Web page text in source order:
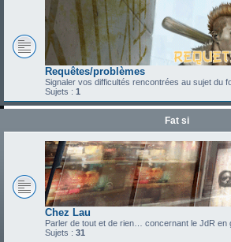
Requêtes/problèmes
Signaler vos difficultés rencontrées au sujet du
Sujets : 1
Fat si
Chez Lau
Parler de tout et de rien… concernant le JdR en
Sujets : 31